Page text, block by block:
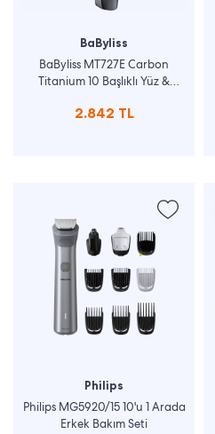
BaByliss
BaByliss MT727E Carbon
Titanium 10 Başlıklı Yüz &
2.842 TL
Philips
Philips MG5920/15 10'u 1 Arada
Erkek Bakım Seti